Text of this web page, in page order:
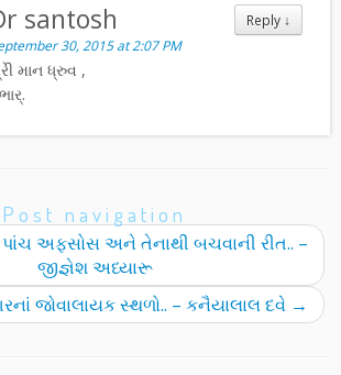
Reply ↓
santosh
30, 2015 at 2:07 PM
માન ધ્રુવ ,
Post navigation
અફસોસ અને તેનાથી બચવાની રીત.. –
જીજ્ઞેશ અધ્યારૂ
જોવાલાયક સ્થળો.. – કનૈયાલાલ દવે →